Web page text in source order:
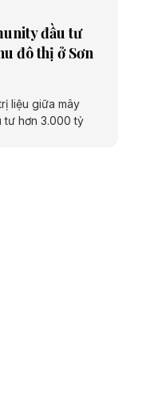
đầu tư
đô thị ở Sơn
liệu giữa mây
tư hơn 3.000 tỷ